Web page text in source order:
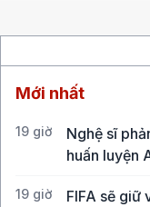
Mới nhất
19 giờ
Nghệ sĩ
huấn luyện
19 giờ
FIFA sẽ giữ